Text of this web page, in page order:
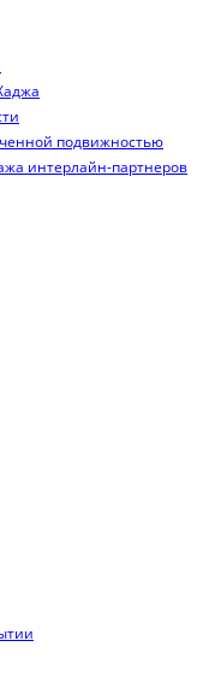
подвижностью
интерлайн-партнеров